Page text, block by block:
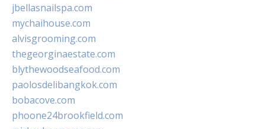
jbellasnailspa.com
mychaihouse.com
alvisgrooming.com
thegeorginaestate.com
blythewoodseafood.com
paolosdelibangkok.com
bobacove.com
phoone24brookfield.com